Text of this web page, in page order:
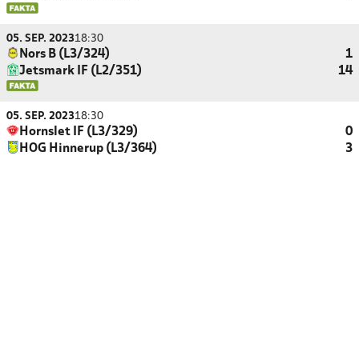
05. SEP. 202318:30
Nors B (L3/324)
1
Jetsmark IF (L2/351)
14
05. SEP. 202318:30
Hornslet IF (L3/329)
0
HOG Hinnerup (L3/364)
3